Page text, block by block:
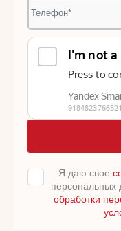
Я даю свое
персональных
обработки